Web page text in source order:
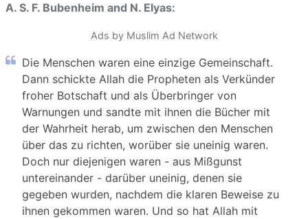
A. S. F. Bubenheim and N. Elyas:
Ads by Muslim Ad Network
Die Menschen waren eine einzige Gemeinschaft.
Dann schickte Allah die Propheten als Verkünder
froher Botschaft und als Überbringer von
Warnungen und sandte mit ihnen die Bücher mit
der Wahrheit herab, um zwischen den Menschen
über das zu richten, worüber sie uneinig waren.
Doch nur diejenigen waren - aus Mißgunst
untereinander - darüber uneinig, denen sie
gegeben wurden, nachdem die klaren Beweise zu
ihnen gekommen waren. Und so hat Allah mit